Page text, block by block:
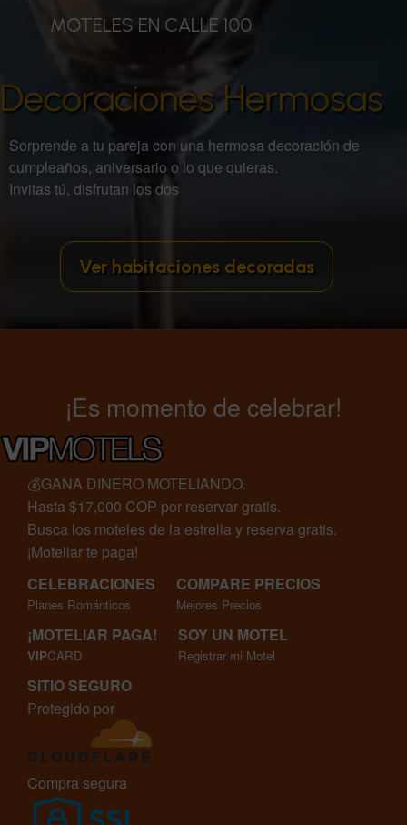
MOTELES EN CALLE 100
Decoraciones Hermosas
Sorprende a tu pareja con una hermosa decoración de
cumpleaños, aniversario o lo que quieras.
Invitas tú, disfrutan los dos
Ver habitaciones decoradas
¡Es momento de celebrar!
💰GANA DINERO MOTELIANDO.
Hasta $17,000 COP por reservar gratis.
Busca los moteles de la estrella y reserva gratis.
¡Moteliar te paga!
CELEBRACIONES
Planes Románticos
COMPARE PRECIOS
Mejores Precios
¡MOTELIAR PAGA!
VIPCARD
SOY UN MOTEL
Registrar mi Motel
SITIO SEGURO
Protegido por
Compra segura